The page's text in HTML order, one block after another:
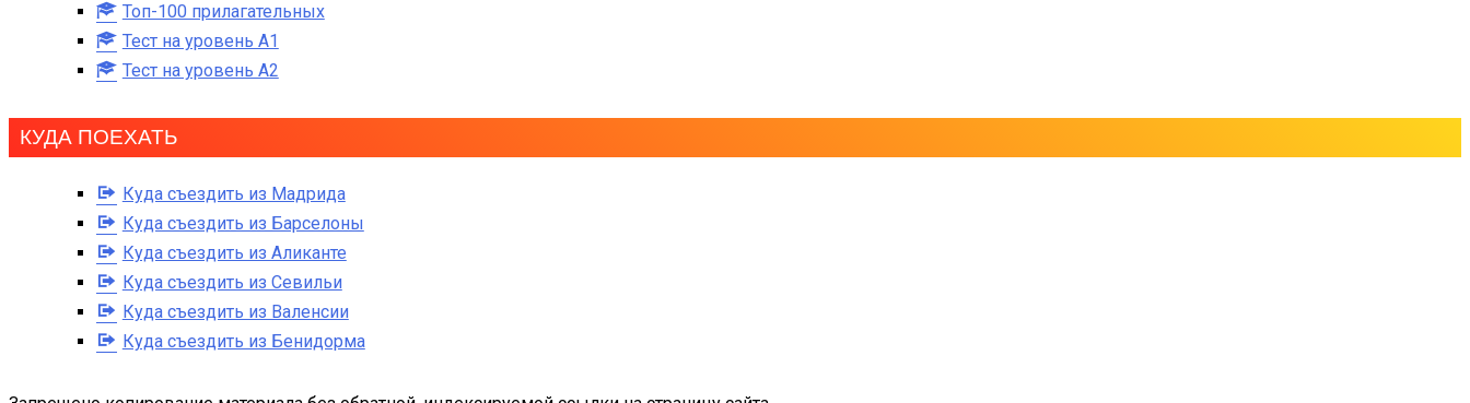
Топ-100 прилагательных
Тест на уровень A1
Тест на уровень A2
КУДА ПОЕХАТЬ
Куда съездить из Мадрида
Куда съездить из Барселоны
Куда съездить из Аликанте
Куда съездить из Севильи
Куда съездить из Валенсии
Куда съездить из Бенидорма